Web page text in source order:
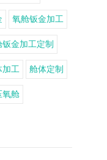
氧舱钣金加工
钣金加工定制
加工 舱体定制
氧舱